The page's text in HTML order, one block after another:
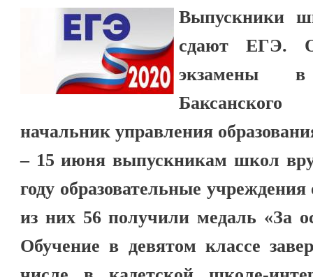
Выпускники
сдают ЕГЭ.
экзамены
начальник управления
– 15 июня выпускникам школ
году образовательные
из них 56 получили медаль «За
Обучение в девятом классе